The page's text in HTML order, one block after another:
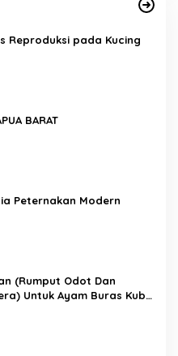
Reproduksi pada Kucing
BARAT
Peternakan Modern
(Rumput Odot Dan
Untuk Ayam Buras Kub